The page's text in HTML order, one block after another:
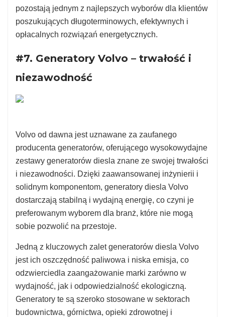
pozostają jednym z najlepszych wyborów dla klientów
poszukujących długoterminowych, efektywnych i
opłacalnych rozwiązań energetycznych.
#7. Generatory Volvo – trwałość i
niezawodność
Volvo od dawna jest uznawane za zaufanego
producenta generatorów, oferującego wysokowydajne
zestawy generatorów diesla znane ze swojej trwałości
i niezawodności. Dzięki zaawansowanej inżynierii i
solidnym komponentom, generatory diesla Volvo
dostarczają stabilną i wydajną energię, co czyni je
preferowanym wyborem dla branż, które nie mogą
sobie pozwolić na przestoje.
Jedną z kluczowych zalet generatorów diesla Volvo
jest ich oszczędność paliwowa i niska emisja, co
odzwierciedla zaangażowanie marki zarówno w
wydajność, jak i odpowiedzialność ekologiczną.
Generatory te są szeroko stosowane w sektorach
budownictwa, górnictwa, opieki zdrowotnej i